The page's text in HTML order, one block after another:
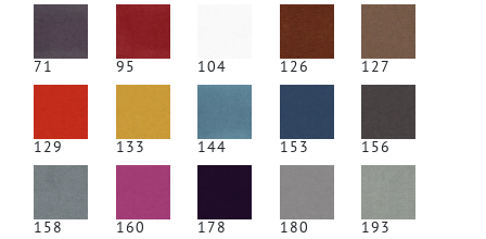
71 95 104 126 127
129 133 144 153 156
158 160 178 180 193